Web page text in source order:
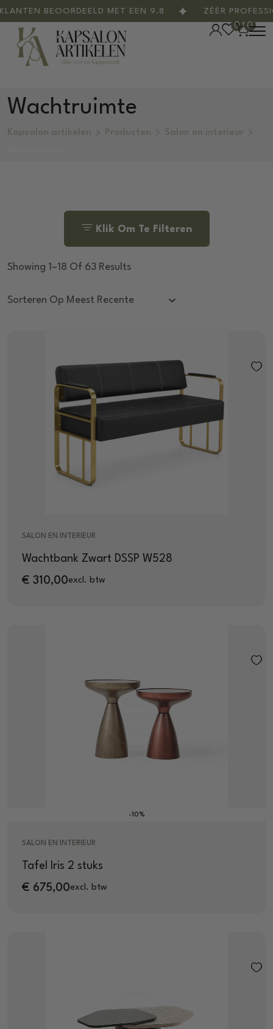
BEOORDEELD MET EEN 9.8 ZÉÉR
0 0
Wachtruimte
Kapsalon artikelen Producten
Salon en interieur
Klik Om Te Filteren
Showing 1–18 Of 63 Results
SALON EN INTERIEUR
Wachtbank Zwart DSSP W528
€ 310,00excl. btw
-10%
SALON EN INTERIEUR
Tafel Iris 2 stuks
€ 675,00excl. btw